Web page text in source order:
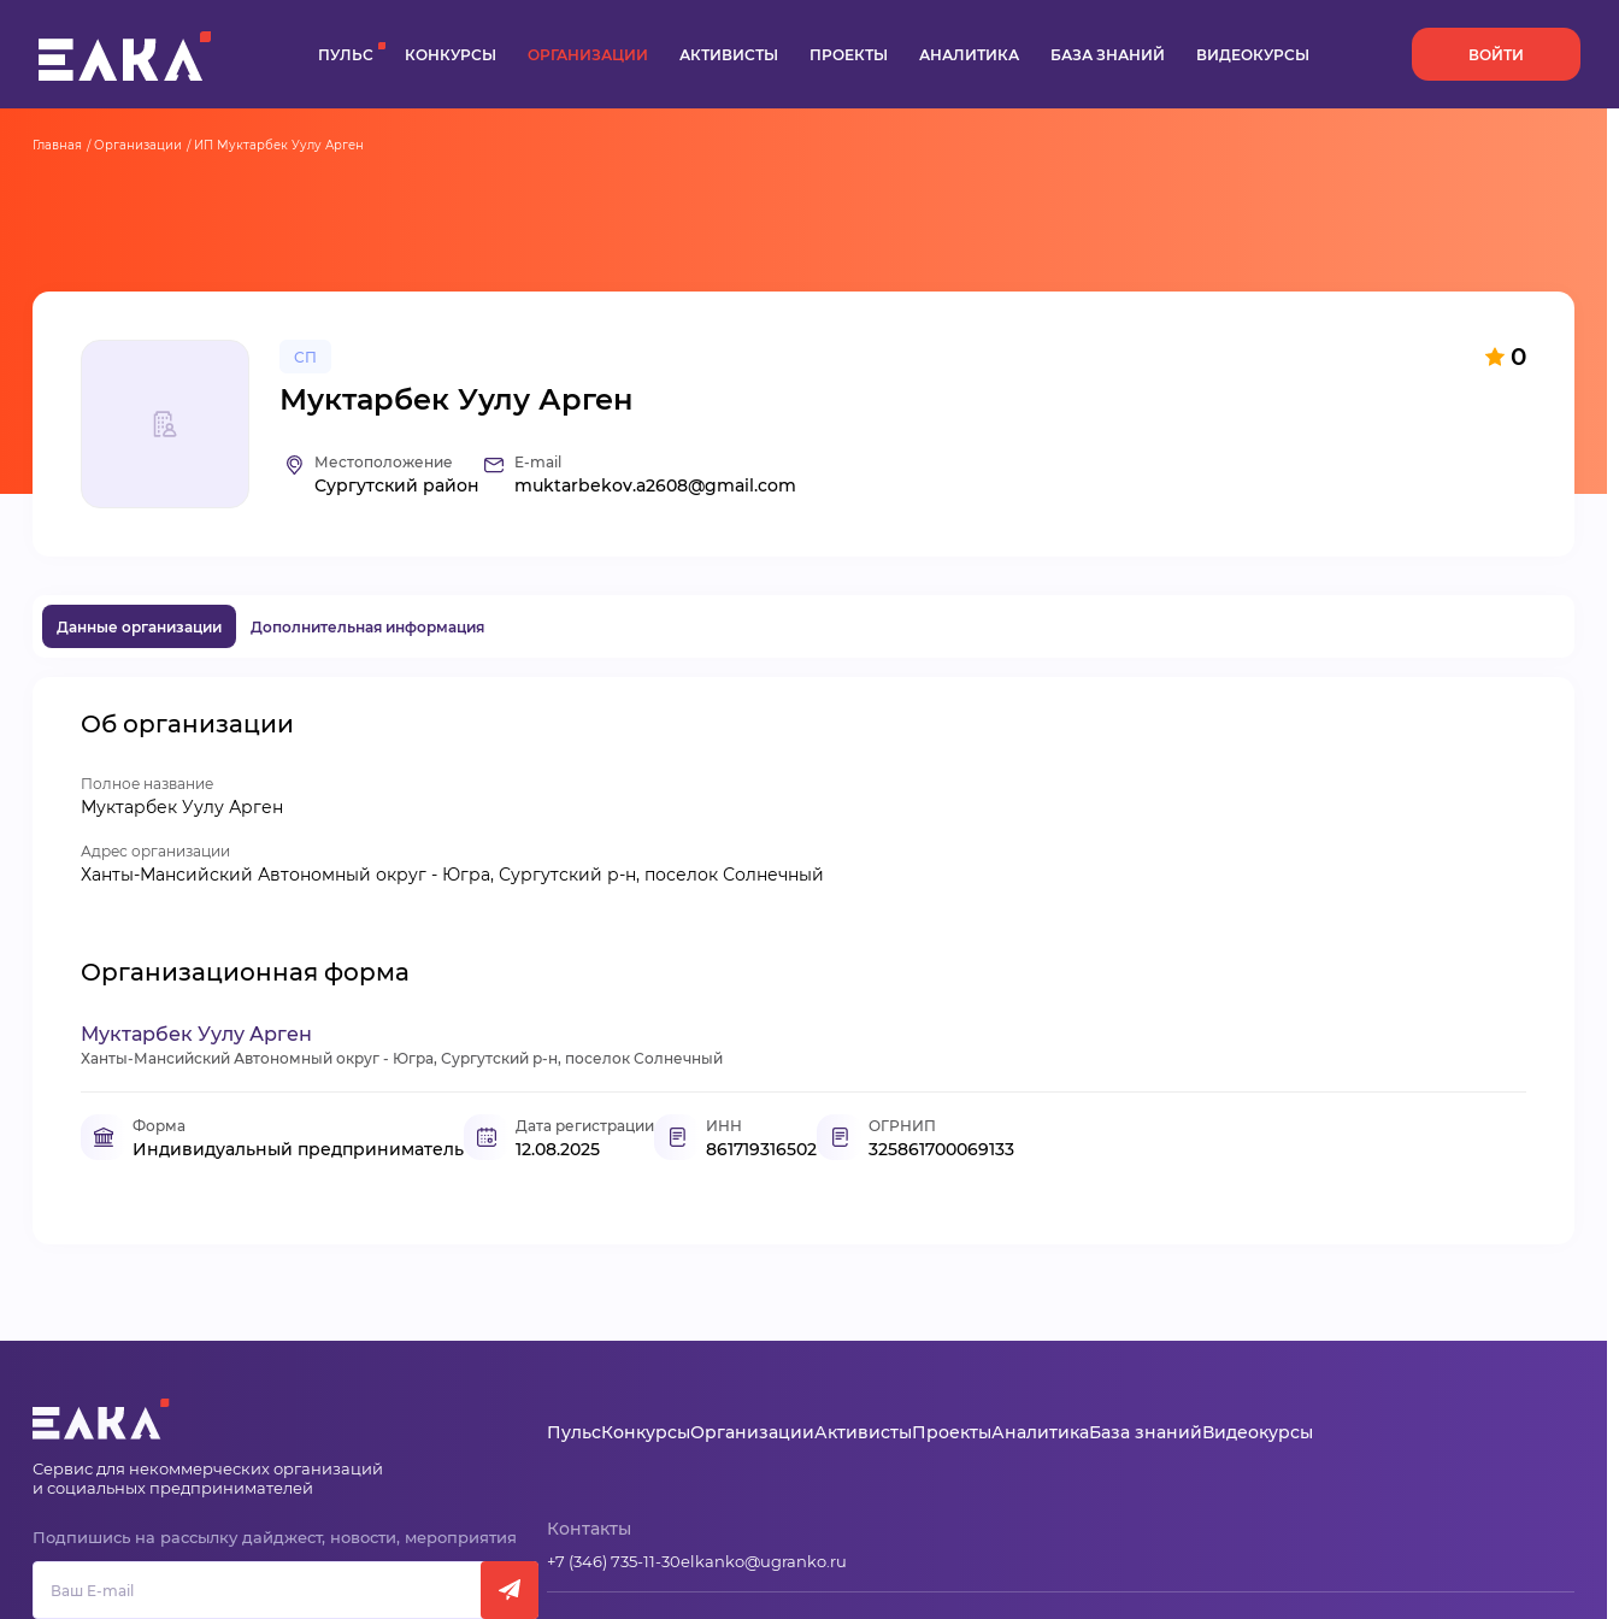
ПУЛЬС КОНКУРСЫ ОРГАНИЗАЦИИ АКТИВИСТЫ ПРОЕКТЫ АНАЛИТИКА БАЗА ЗНАНИЙ ВИДЕОКУРСЫ ВОЙТИ
Главная Организации ИП Муктарбек Уулу Арген
СП 0
Муктарбек Уулу Арген
Местоположение
Сургутский район
E-mail
muktarbekov.a2608@gmail.com
Данные организации Дополнительная информация
Об организации
Полное название
Муктарбек Уулу Арген
Адрес организации
Ханты-Мансийский Автономный округ - Югра, Сургутский р-н, поселок Солнечный
Организационная форма
Муктарбек Уулу Арген
Ханты-Мансийский Автономный округ - Югра, Сургутский р-н, поселок Солнечный
Форма
Индивидуальный предприниматель
Дата регистрации
12.08.2025
ИНН
861719316502
ОГРНИП
325861700069133
Сервис для некоммерческих организаций
и социальных предпринимателей
Подпишись на рассылку дайджест, новости, мероприятия
ПульсКонкурсыОрганизацииАктивистыПроектыАналитикаБаза знанийВидеокурсы
Контакты
+7 (346) 735-11-30elkanko@ugranko.ru